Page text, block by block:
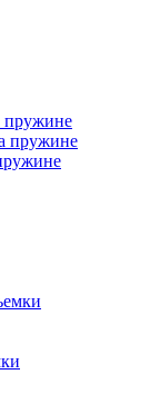
пружине
пружине